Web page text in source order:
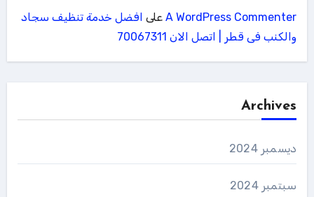
A WordPress Commenterعلى افضل خدمة تنظيف سجاد
والكنب فى قطر | اتصل الان 70067311
Archives
ديسمبر 2024
سبتمبر 2024